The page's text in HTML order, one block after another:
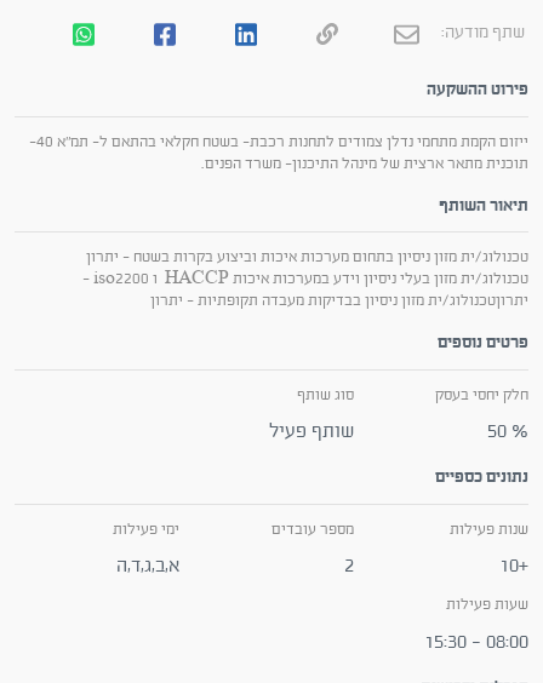
שתף מודעה:
פירוט ההשקעה
ייזום הקמת מתחמי נדלן צמודים לתחנות רכבת- בשטח חקלאי בהתאם ל- תמ"א 40-
תוכנית מתאר ארצית של מינהל התיכנון- משרד הפנים.
תיאור השותף
טכנולוג/ית מזון ניסיון בתחום מערכות איכות וביצוע בקרות בשטח - יתרון
טכנולוג/ית מזון בעלי ניסיון וידע במערכות איכות HACCP ו iso2200 -
יתרוןטכנולוג/ית מזון ניסיון בבדיקות מעבדה תקופתיות - יתרון
פרטים נוספים
חלק יחסי בעסק
50 %
סוג שותף
שותף פעיל
נתונים כספיים
שנות פעילות
+10
מספר עובדים
2
ימי פעילות
א,ב,ג,ד,ה
שעות פעילות
08:00 - 15:30